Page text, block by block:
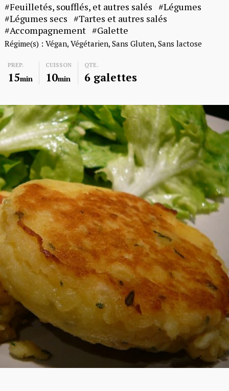
Feuilletés, soufflés, et autres salés
Légumes
Légumes secs
Tartes et autres salés
Accompagnement
Galette
Régime(s) : Végan Végétarien Sans Gluten Sans lactose
PREP.
15min
CUISSON
10min
QTE.
6 galettes